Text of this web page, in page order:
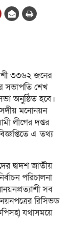
৩৩৬২ জনের
সভাপতি শেখ
অনুষ্ঠিত হবে।
মনোনয়ন
লীগের দপ্তর
এ তথ্য
দ্বাদশ জাতীয়
পরিচালনা
সব
রিসিভড
যথাসময়ে